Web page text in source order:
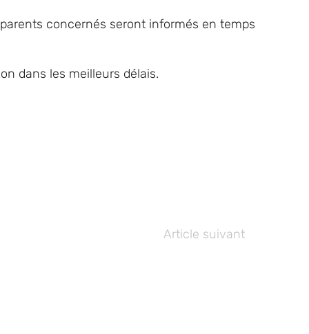
concernés seront informés en temps
dans les meilleurs délais.
Article suivant